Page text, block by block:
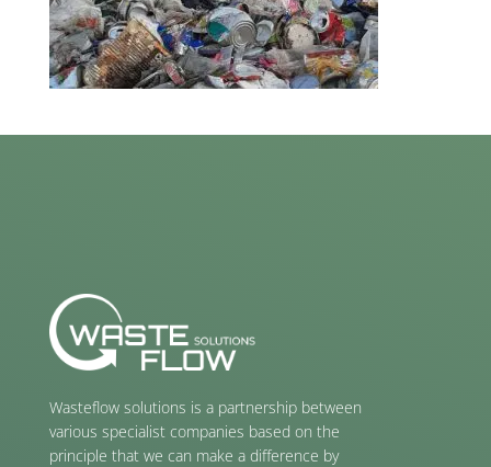
Wasteflow solutions is a partnership between
various specialist companies based on the
principle that we can make a difference by